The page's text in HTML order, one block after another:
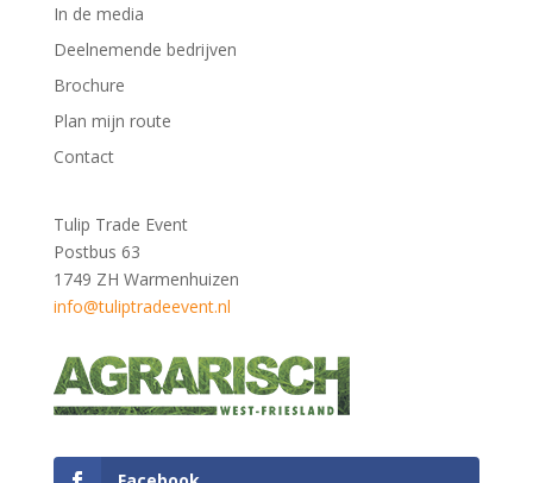
In de media
Deelnemende bedrijven
Brochure
Plan mijn route
Contact
Tulip Trade Event
Postbus 63
1749 ZH Warmenhuizen
info@tuliptradeevent.nl